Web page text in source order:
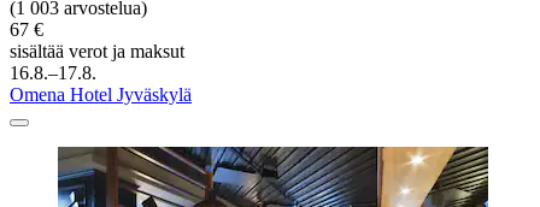
(1 003 arvostelua)
67 €
sisältää verot ja maksut
16.8.–17.8.
Omena Hotel Jyväskylä